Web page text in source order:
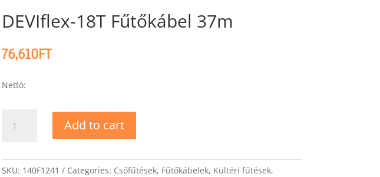
DEVIflex-18T Fűtőkábel 37m
76,610FT
Nettó:
18T
quantity
Add to cart
SKU: 140F1241 Categories: Csőfűtések, Fűtőkábelek, Kültéri fűtések,